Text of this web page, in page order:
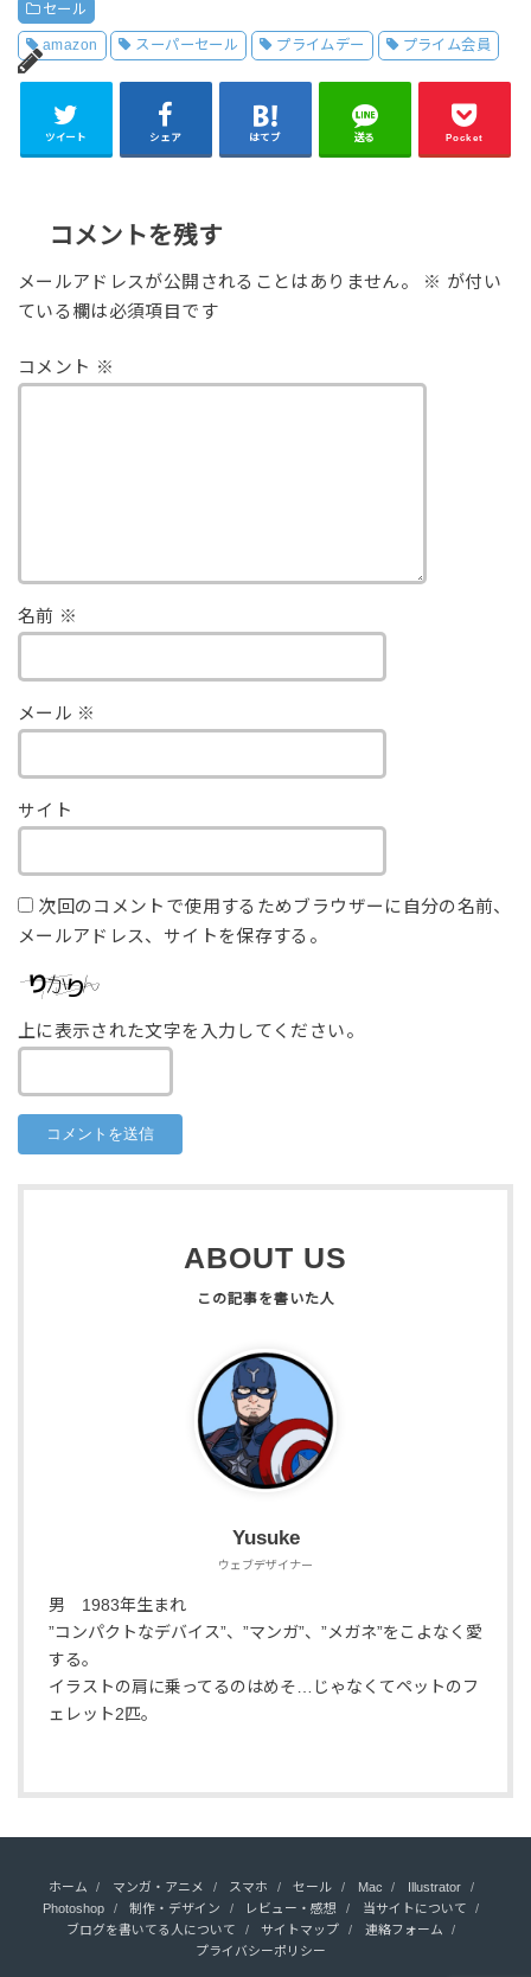
セール
amazon スーパーセール プライムデー プライム会員
ツイート シェア はてブ 送る Pocket
コメントを残す
メールアドレスが公開されることはありません。 ※ が付い
ている欄は必須項目です
コメント ※
名前 ※
メール ※
サイト
次回のコメントで使用するためブラウザーに自分の名前、
メールアドレス、サイトを保存する。
上に表示された文字を入力してください。
ABOUT US
Yusuke
ウェブデザイナー
男 1983年生まれ
”コンパクトなデバイス”、”マンガ”、”メガネ”をこよなく愛
する。
イラストの肩に乗ってるのはめそ…じゃなくてペットのフ
ェレット2匹。
ホーム マンガ・アニメ スマホ セール Mac
Illustrator
Photoshop
制作・デザイン レビュー・感想
当サイトについて
ブログを書いてる人について
サイトマップ
連絡フォーム
プライバシーポリシー